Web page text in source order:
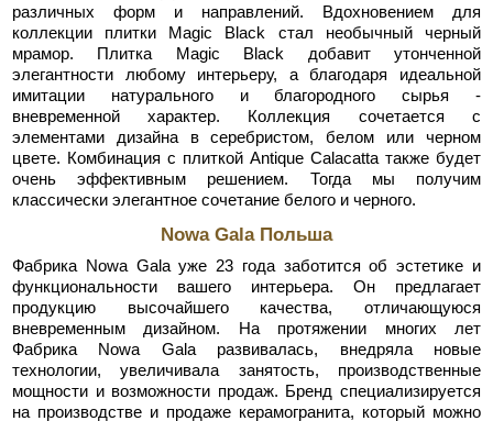
различных форм и направлений. Вдохновением для
коллекции плитки Magic Black стал необычный черный
мрамор. Плитка Magic Black добавит утонченной
элегантности любому интерьеру, а благодаря идеальной
имитации натурального и благородного сырья -
вневременной характер. Коллекция сочетается с
элементами дизайна в серебристом, белом или черном
цвете. Комбинация с плиткой Antique Calacatta также будет
очень эффективным решением. Тогда мы получим
классически элегантное сочетание белого и черного.
Nowa Gala Польша
Фабрика Nowa Gala уже 23 года заботится об эстетике и
функциональности вашего интерьера. Он предлагает
продукцию высочайшего качества, отличающуюся
вневременным дизайном. На протяжении многих лет
Фабрика Nowa Gala развивалась, внедряла новые
технологии, увеличивала занятость, производственные
мощности и возможности продаж. Бренд специализируется
на производстве и продаже керамогранита, который можно